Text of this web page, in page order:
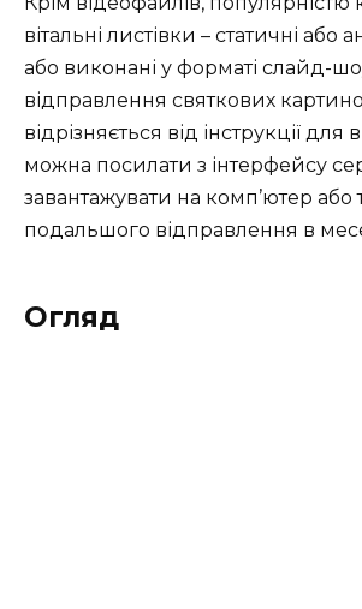
вітальні листівки – статичні або
або виконані у форматі слайд-
відправлення святкових
відрізняється від інструкції для
можна посилати з інтерфейсу
завантажувати на комп’ютер
подальшого відправлення в
Огляд